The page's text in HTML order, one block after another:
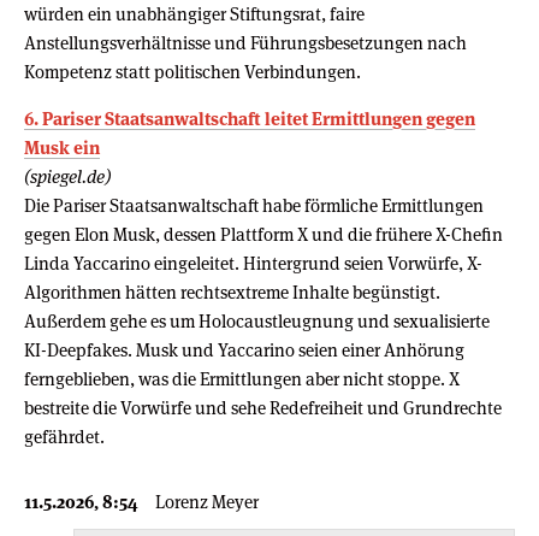
würden ein unabhängiger Stiftungsrat, faire
Anstellungsverhältnisse und Führungsbesetzungen nach
Kompetenz statt politischen Verbindungen.
6. Pariser Staatsanwaltschaft leitet Ermittlungen gegen
Musk ein
(spiegel.de)
Die Pariser Staatsanwaltschaft habe förmliche Ermittlungen
gegen Elon Musk, dessen Plattform X und die frühere X-Chefin
Linda Yaccarino eingeleitet. Hintergrund seien Vorwürfe, X-
Algorithmen hätten rechtsextreme Inhalte begünstigt.
Außerdem gehe es um Holocaustleugnung und sexualisierte
KI-Deepfakes. Musk und Yaccarino seien einer Anhörung
ferngeblieben, was die Ermittlungen aber nicht stoppe. X
bestreite die Vorwürfe und sehe Redefreiheit und Grundrechte
gefährdet.
11.5.2026, 8:54 Lorenz Meyer